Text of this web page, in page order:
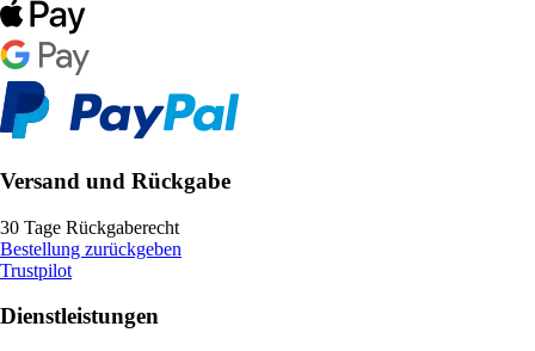
Versand und Rückgabe
30 Tage Rückgaberecht
Bestellung zurückgeben
Trustpilot
Dienstleistungen